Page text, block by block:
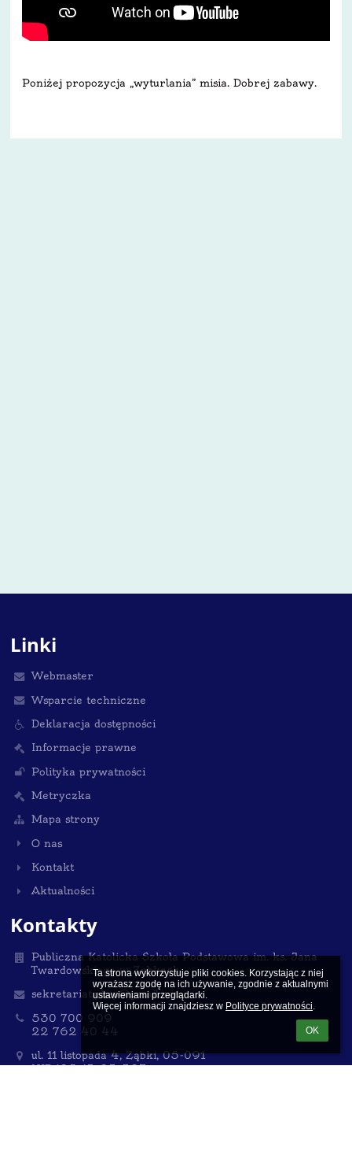
Ta strona wykorzystuje pliki cookies. Korzystając z niej
wyrażasz zgodę na ich używanie, zgodnie z aktualnymi
ustawieniami przeglądarki.
Więcej informacji znajdziesz w Polityce prywatności.
OK
Poniżej propozycja „wyturlania” misia. Dobrej zabawy.
Linki
Webmaster
Wsparcie techniczne
Deklaracja dostępności
Informacje prawne
Polityka prywatności
Metryczka
Mapa strony
O nas
Kontakt
Aktualności
Kontakty
Publiczna Katolicka Szkoła Podstawowa im. ks. Jana
Twardowskiego w Ząbkach
sekretariat.pksp@gmail.com
530 700 909
22 762 40 44
ul. 11 listopada 4, Ząbki, 05-091
NIP:125-13-23-327